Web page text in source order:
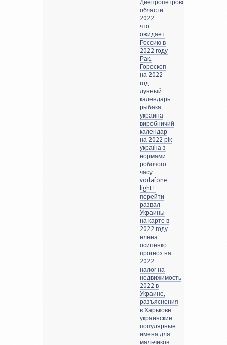
Днепропетровской
области
2022
что
ожидает
Россию в
2022 году
Рак.
Гороскоп
на 2022
год
лунный
календарь
рыбака
украина
виробничий
календар
на 2022 рік
україна з
нормами
робочого
часу
vodafone
light+
перейти
развал
Украины
на карте в
2022 году
елена
осипенко
прогноз на
2022
налог на
недвижимость
2022 в
Украине,
разъяснения
в Харькове
украинские
популярные
имена для
мальчиков